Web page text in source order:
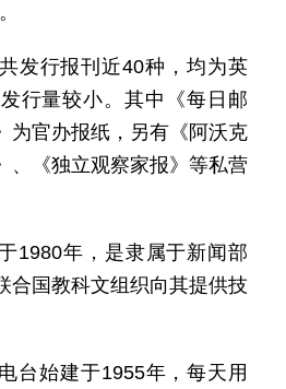
发行报刊近40种，均为英
行量较小。其中《每日邮
为官办报纸，另有《阿沃克
、《独立观察家报》等私营
1980年，是隶属于新闻部
合国教科文组织向其提供技
台始建于1955年，每天用